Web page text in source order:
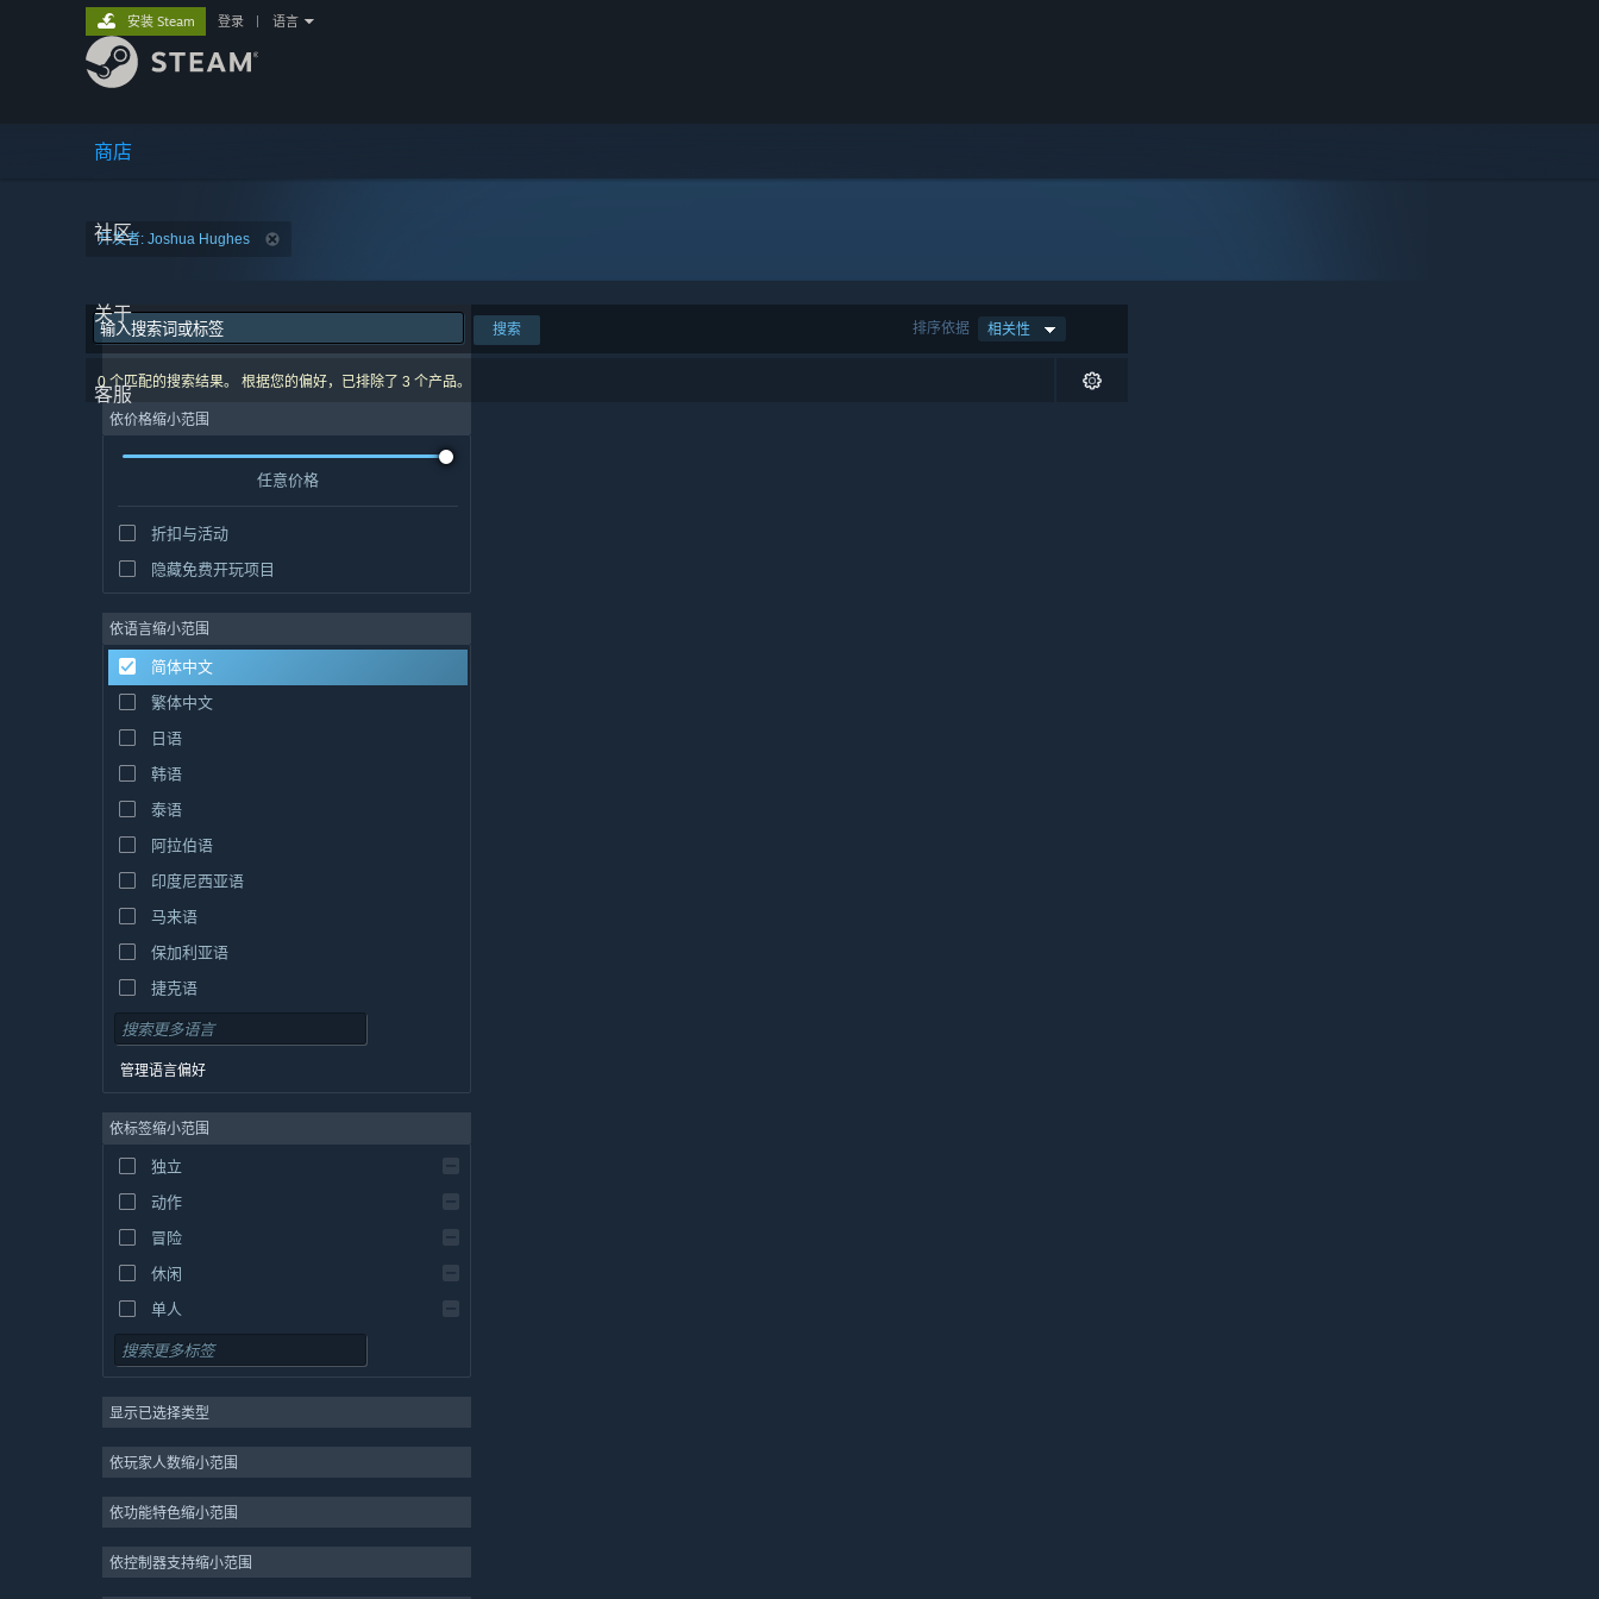
商店
社区
关于
客服
安装 Steam 登录 语言
开发者: Joshua Hughes
排序依据 相关性
搜索
0 个匹配的搜索结果。 根据您的偏好，已排除了 3 个产品。
依价格缩小范围
任意价格
折扣与活动
隐藏免费开玩项目
依语言缩小范围
简体中文
繁体中文
日语
韩语
泰语
阿拉伯语
印度尼西亚语
马来语
保加利亚语
捷克语
丹麦语
德语
西班牙语 - 西班牙
西班牙语 - 拉丁美洲
希腊语
管理语言偏好
依标签缩小范围
独立
动作
冒险
休闲
单人
模拟
策略
2D
3D
免费开玩
显示已选择类型
依玩家人数缩小范围
依功能特色缩小范围
依控制器支持缩小范围